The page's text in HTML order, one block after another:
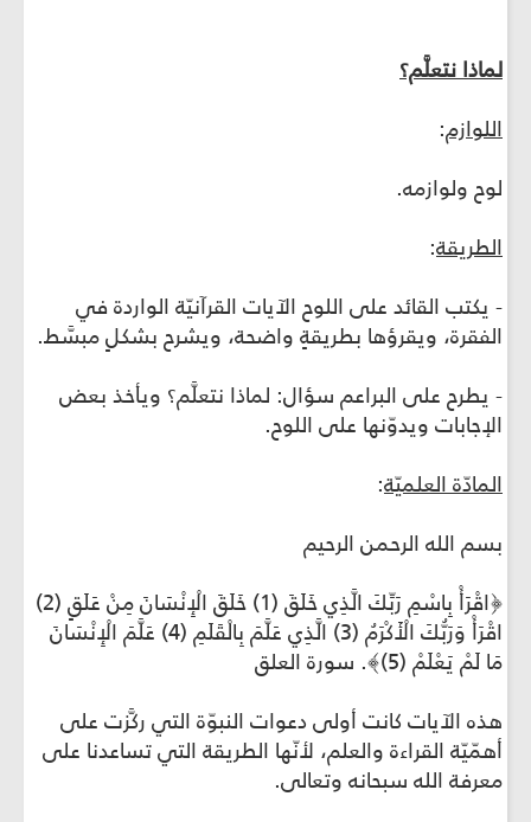
لماذا نتعلَّم؟
اللوازم:
لوح ولوازمه.
الطريقة:
- يكتب القائد على اللوح الآيات القرآنيّة الواردة في
الفقرة، ويقرؤها بطريقةٍ واضحة، ويشرح بشكلٍ مبسَّط.
- يطرح على البراعم سؤال: لماذا نتعلَّم؟ ويأخذ بعض
الإجابات ويدوّنها على اللوح.
المادّة العلميّة:
بسم الله الرحمن الرحيم
﴿اقْرَأْ بِاسْمِ رَبِّكَ الَّذِي خَلَقَ (1) خَلَقَ الْإِنْسَانَ مِنْ عَلَقٍ (2)
اقْرَأْ وَرَبُّكَ الْأَكْرَمُ (3) الَّذِي عَلَّمَ بِالْقَلَمِ (4) عَلَّمَ الْإِنْسَانَ
مَا لَمْ يَعْلَمْ (5)﴾. سورة العلق
هذه الآيات كانت أولى دعوات النبوّة التي ركَّزت على
أهمّيّة القراءة والعلم، لأنّها الطريقة التي تساعدنا على
معرفة الله سبحانه وتعالى.